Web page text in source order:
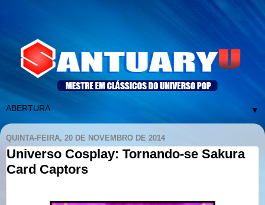
▼
QUINTA-FEIRA, 20 DE NOVEMBRO DE 2014
Universo Cosplay: Tornando-se Sakura
Card Captors